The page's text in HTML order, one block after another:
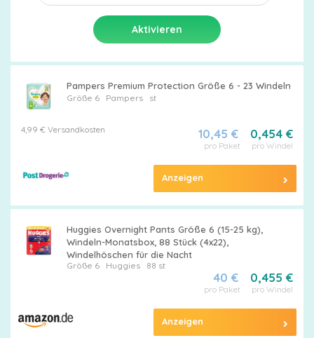
Pampers Premium Protection Größe 6 - 23 Windeln
Größe 6 Pampersst
4,99 € Versandkosten 0,454 €
pro Windel
10,45 €
pro Paket
Anzeigen
Huggies Overnight Pants Größe 6 (15-25 kg),
Windeln-Monatsbox, 88 Stück (4x22),
Windelhöschen für die Nacht
Größe 6 Huggies88 st
0,455 €
pro Windel
40 €
pro Paket
Anzeigen